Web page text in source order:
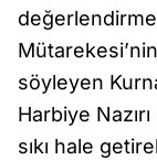
söyleyen
Harbiye
sıkı hale